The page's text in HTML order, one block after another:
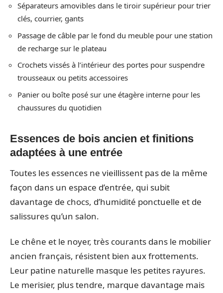
Séparateurs amovibles dans le tiroir supérieur pour trier
clés, courrier, gants
Passage de câble par le fond du meuble pour une station
de recharge sur le plateau
Crochets vissés à l’intérieur des portes pour suspendre
trousseaux ou petits accessoires
Panier ou boîte posé sur une étagère interne pour les
chaussures du quotidien
Essences de bois ancien et finitions
adaptées à une entrée
Toutes les essences ne vieillissent pas de la même
façon dans un espace d’entrée, qui subit
davantage de chocs, d’humidité ponctuelle et de
salissures qu’un salon.
Le chêne et le noyer, très courants dans le mobilier
ancien français, résistent bien aux frottements.
Leur patine naturelle masque les petites rayures.
Le merisier, plus tendre, marque davantage mais